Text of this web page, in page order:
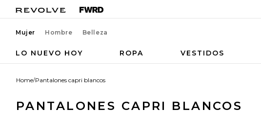
Mujer Hombre Belleza
LO NUEVO HOY ROPA VESTIDOS
Home/Pantalones capri blancos
PANTALONES CAPRI BLANCOS